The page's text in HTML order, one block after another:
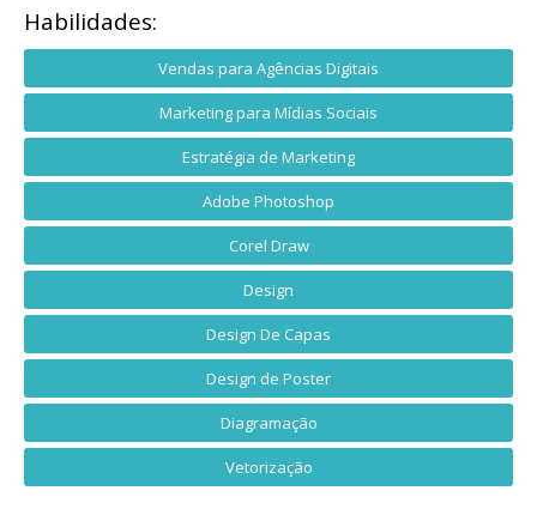
Habilidades:
Vendas para Agências Digitais
Marketing para Mídias Sociais
Estratégia de Marketing
Adobe Photoshop
Corel Draw
Design
Design De Capas
Design de Poster
Diagramação
Vetorização